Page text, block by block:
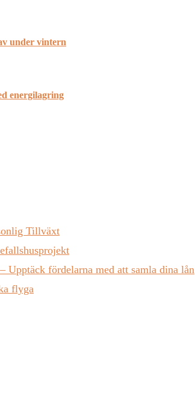
under vintern
energilagring
Tillväxt
Upptäck fördelarna med att samla dina lån
flyga